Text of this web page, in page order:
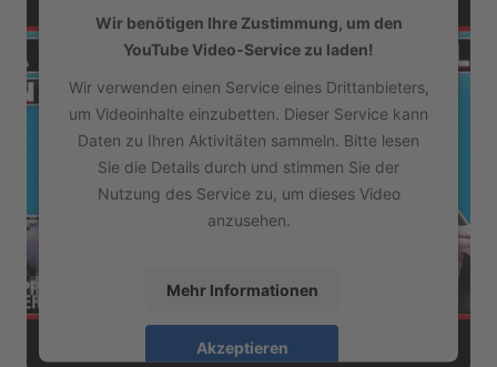
Wir benötigen Ihre Zustimmung, um den
YouTube Video-Service zu laden!
Wir verwenden einen Service eines Drittanbieters,
um Videoinhalte einzubetten. Dieser Service kann
Daten zu Ihren Aktivitäten sammeln. Bitte lesen
Sie die Details durch und stimmen Sie der
Nutzung des Service zu, um dieses Video
anzusehen.
Mehr Informationen
Akzeptieren